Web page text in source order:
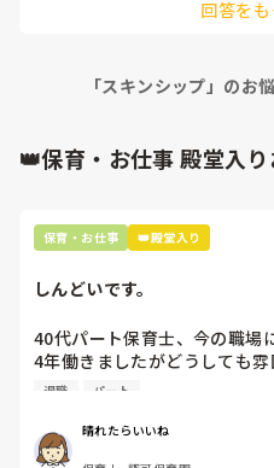
回答を
「スキンシップ」のお
👑保育・お仕事 殿堂入
保育・お仕事 👑殿堂入り
しんどいです。
40代パート保育士、今の職場
4年働きましたがどうしても
退職しようと思っています。
周りの職員は、勤続10年以上
どです。
退職 パート
晴れたらいいね